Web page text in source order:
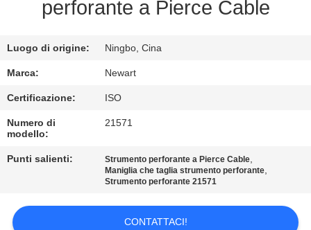
CHIEDI UN
PREVENTIVO
MAPPA
DEL
SITO
SULLA
perforante a Pierce Cable
Luogo di origine: Ningbo, Cina
Marca: Newart
Certificazione: ISO
Numero di
modello:
21571
Punti salienti: Strumento perforante a Pierce Cable,
Maniglia che taglia strumento perforante,
Strumento perforante 21571
CONTATTACI!